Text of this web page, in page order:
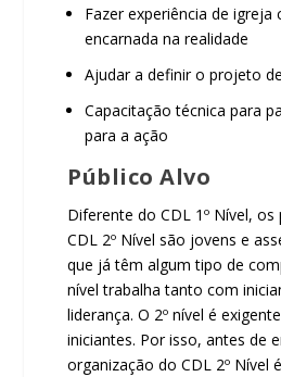
Fazer experiência de igreja
encarnada na realidade
Ajudar a definir o projeto
Capacitação técnica para
para a ação
Público Alvo
Diferente do CDL 1º Nível,
CDL 2º Nível são jovens e
que já têm algum tipo de
nível trabalha tanto com
liderança. O 2º nível é
iniciantes. Por isso, antes de
organização do CDL 2º Nível